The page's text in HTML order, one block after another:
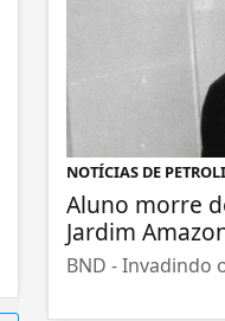
NOTÍCIAS DE
Aluno morre
Jardim
BND - Invadindo